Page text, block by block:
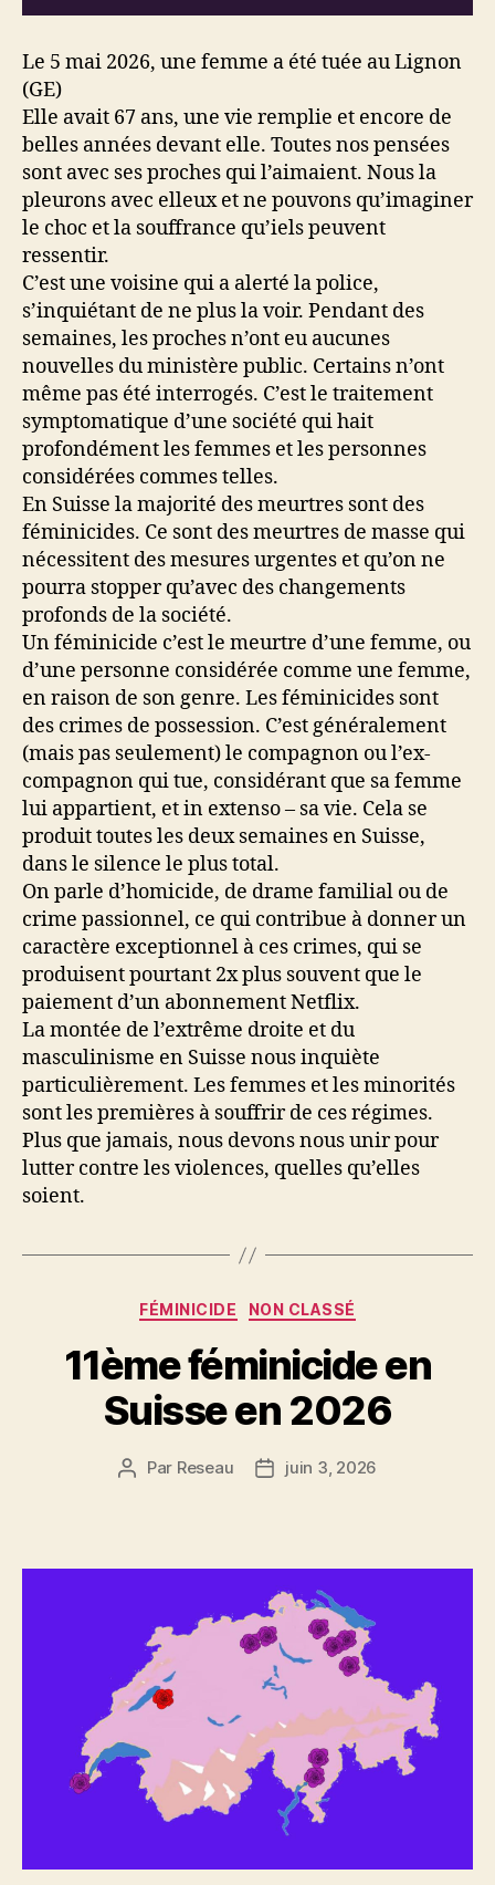
Le 5 mai 2026, une femme a été tuée au Lignon
(GE)
Elle avait 67 ans, une vie remplie et encore de
belles années devant elle. Toutes nos pensées
sont avec ses proches qui l’aimaient. Nous la
pleurons avec elleux et ne pouvons qu’imaginer
le choc et la souffrance qu’iels peuvent
ressentir.
C’est une voisine qui a alerté la police,
s’inquiétant de ne plus la voir. Pendant des
semaines, les proches n’ont eu aucunes
nouvelles du ministère public. Certains n’ont
même pas été interrogés. C’est le traitement
symptomatique d’une société qui hait
profondément les femmes et les personnes
considérées commes telles.
En Suisse la majorité des meurtres sont des
féminicides. Ce sont des meurtres de masse qui
nécessitent des mesures urgentes et qu’on ne
pourra stopper qu’avec des changements
profonds de la société.
Un féminicide c’est le meurtre d’une femme, ou
d’une personne considérée comme une femme,
en raison de son genre. Les féminicides sont
des crimes de possession. C’est généralement
(mais pas seulement) le compagnon ou l’ex-
compagnon qui tue, considérant que sa femme
lui appartient, et in extenso – sa vie. Cela se
produit toutes les deux semaines en Suisse,
dans le silence le plus total.
On parle d’homicide, de drame familial ou de
crime passionnel, ce qui contribue à donner un
caractère exceptionnel à ces crimes, qui se
produisent pourtant 2x plus souvent que le
paiement d’un abonnement Netflix.
La montée de l’extrême droite et du
masculinisme en Suisse nous inquiète
particulièrement. Les femmes et les minorités
sont les premières à souffrir de ces régimes.
Plus que jamais, nous devons nous unir pour
lutter contre les violences, quelles qu’elles
soient.
Catégories
FÉMINICIDE NON CLASSÉ
11ème féminicide en
Suisse en 2026
Auteur
Par Reseau
Datejuin 3, 2026